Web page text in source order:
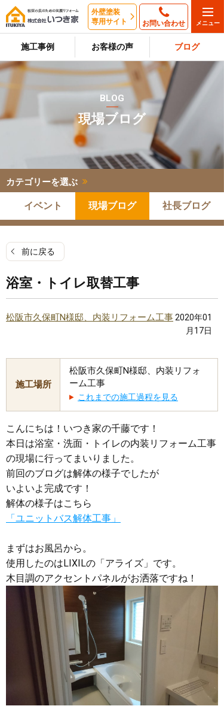
外壁塗装
専用サイト
お問い合わせ
施工事例 お客様の声 ブログ
BLOG
現場ブログ
カテゴリーを選ぶ
イベント 現場ブログ 社長ブログ
前に戻る
浴室・トイレ取替工事
松阪市久保町N様邸、内装リフォーム工事2020年01
月17日
施工場所
松阪市久保町N様邸、内装リフォ
ーム工事
これまでの施工過程を見る
こんにちは！いつき家の千藤です！
本日は浴室・洗面・トイレの内装リフォーム工事
の現場に行ってまいりました。
前回のブログは解体の様子でしたが
いよいよ完成です！
解体の様子はこちら
「ユニットバス解体工事」
まずはお風呂から。
使用したのはLIXILの「アライズ」です。
木目調のアクセントパネルがお洒落ですね！